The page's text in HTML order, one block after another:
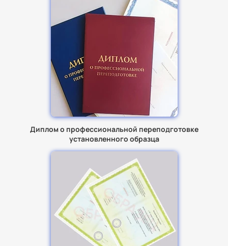
Диплом о профессиональной переподготовке
установленного образца